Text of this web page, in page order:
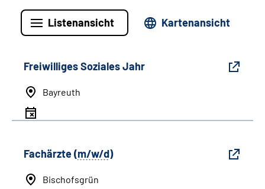
Listenansicht Kartenansicht
Freiwilliges Soziales Jahr
Bayreuth
Fachärzte (m/w/d)
Bischofsgrün